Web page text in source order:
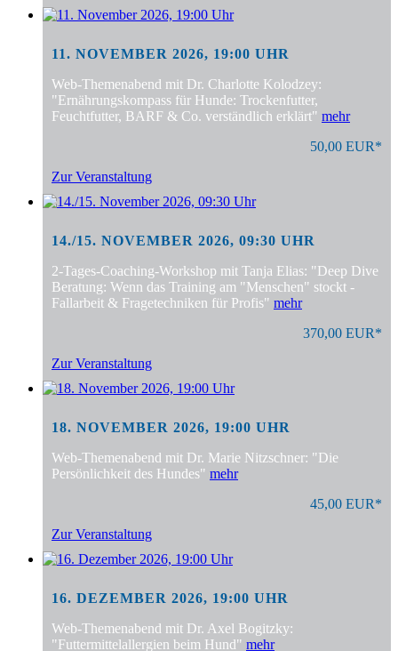
11. NOVEMBER 2026, 19:00 UHR
Web-Themenabend mit Dr. Charlotte Kolodzey:
"Ernährungskompass für Hunde: Trockenfutter,
Feuchtfutter, BARF & Co. verständlich erklärt" mehr
50,00 EUR*
Zur Veranstaltung
14./15. NOVEMBER 2026, 09:30 UHR
2-Tages-Coaching-Workshop mit Tanja Elias: "Deep Dive
Beratung: Wenn das Training am "Menschen" stockt -
Fallarbeit & Fragetechniken für Profis" mehr
370,00 EUR*
Zur Veranstaltung
18. NOVEMBER 2026, 19:00 UHR
Web-Themenabend mit Dr. Marie Nitzschner: "Die
Persönlichkeit des Hundes" mehr
45,00 EUR*
Zur Veranstaltung
16. DEZEMBER 2026, 19:00 UHR
Web-Themenabend mit Dr. Axel Bogitzky:
"Futtermittelallergien beim Hund" mehr